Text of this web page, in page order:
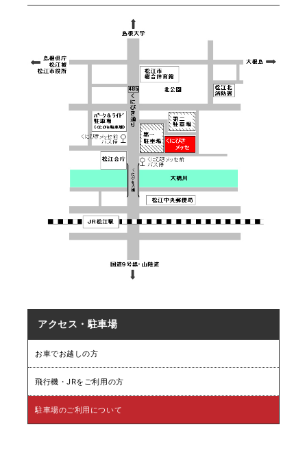
アクセス・駐車場
お車でお越しの方
飛行機・JRをご利用の方
駐車場のご利用について